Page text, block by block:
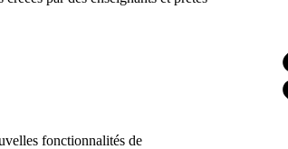
fonctionnalités de